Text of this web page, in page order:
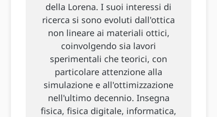
della Lorena. I suoi interessi di
ricerca si sono evoluti dall'ottica
non lineare ai materiali ottici,
coinvolgendo sia lavori
sperimentali che teorici, con
particolare attenzione alla
simulazione e all'ottimizzazione
nell'ultimo decennio. Insegna
fisica, fisica digitale, informatica,